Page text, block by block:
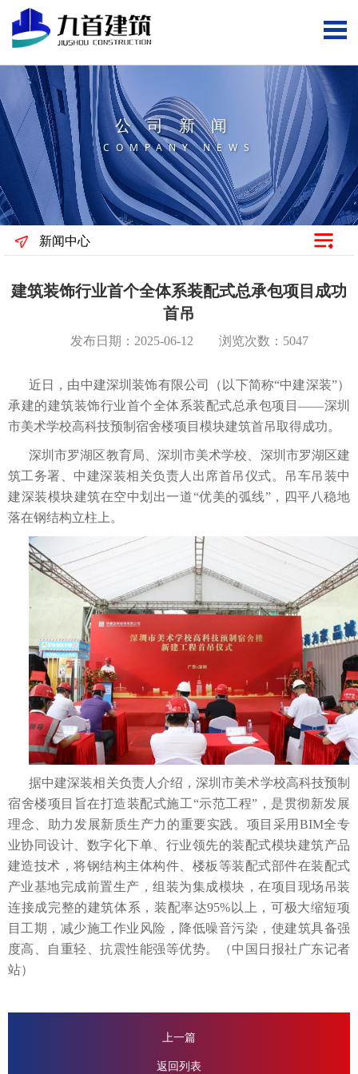
公司新闻
COMPANY NEWS
新闻中心
建筑装饰行业首个全体系装配式总承包项目成功
首吊
发布日期：2025-06-12 浏览次数：5047
近日，由中建深圳装饰有限公司（以下简称“中建深装”）
承建的建筑装饰行业首个全体系装配式总承包项目——深圳
市美术学校高科技预制宿舍楼项目模块建筑首吊取得成功。
深圳市罗湖区教育局、深圳市美术学校、深圳市罗湖区建
筑工务署、中建深装相关负责人出席首吊仪式。吊车吊装中
建深装模块建筑在空中划出一道“优美的弧线”，四平八稳地
落在钢结构立柱上。
据中建深装相关负责人介绍，深圳市美术学校高科技预制
宿舍楼项目旨在打造装配式施工“示范工程”，是贯彻新发展
理念、助力发展新质生产力的重要实践。项目采用BIM全专
业协同设计、数字化下单、行业领先的装配式模块建筑产品
建造技术，将钢结构主体构件、楼板等装配式部件在装配式
产业基地完成前置生产，组装为集成模块，在项目现场吊装
连接成完整的建筑体系，装配率达95%以上，可极大缩短项
目工期，减少施工作业风险，降低噪音污染，使建筑具备强
度高、自重轻、抗震性能强等优势。（中国日报社广东记者
站）
上一篇
返回列表